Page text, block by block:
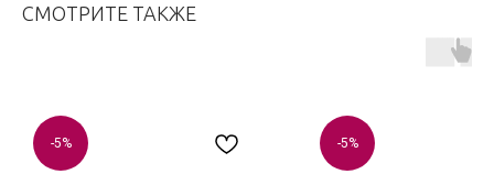
СМОТРИТЕ ТАКЖЕ
-5% -5%